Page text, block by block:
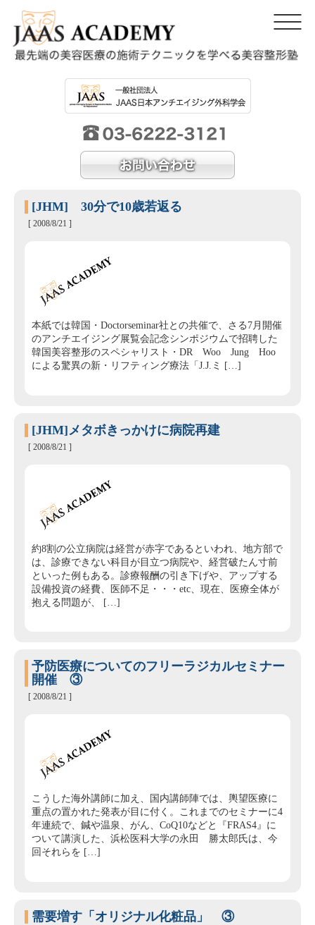
[JHM] 30分で10歳若返る
[ 2008/8/21 ]
本紙では韓国・Doctorseminar社との共催で、さる7月開催
のアンチエイジング展覧会記念シンポジウムで招聘した
韓国美容整形のスペシャリスト・DR Woo Jung Hoo
による驚異の新・リフティング療法「J.J.ミ […]
[JHM]メタボきっかけに病院再建
[ 2008/8/21 ]
約8割の公立病院は経営が赤字であるといわれ、地方部で
は、診療できない科目が目立つ病院や、経営破たん寸前
といった例もある。診療報酬の引き下げや、アップする
設備投資の経費、医師不足・・・etc、現在、医療全体が
抱える問題が、 […]
予防医療についてのフリーラジカルセミナー
開催 ③
[ 2008/8/21 ]
こうした海外講師に加え、国内講師陣では、輿望医療に
重点の置かれた発表が目に付く。これまでのセミナーに4
年連続で、鍼や温泉、がん、CoQ10などと『FRAS4』に
ついて講演した、浜松医科大学の永田 勝太郎氏は、今
回それらを […]
需要増す「オリジナル化粧品」 ③